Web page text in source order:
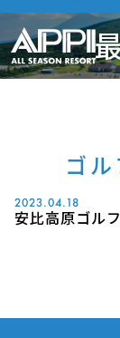
ゴ
2023.04.18
安比高原ゴル